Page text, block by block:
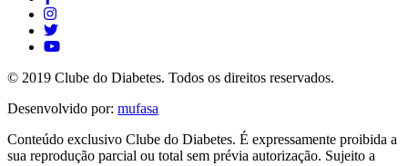
© 2019 Clube do Diabetes. Todos os direitos reservados.
Desenvolvido por: mufasa
Conteúdo exclusivo Clube do Diabetes. É expressamente proibida a
sua reprodução parcial ou total sem prévia autorização. Sujeito a